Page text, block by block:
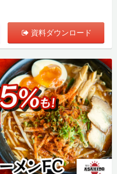
資料ダウンロード